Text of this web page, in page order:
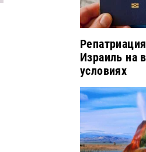
Израиль на
условиях